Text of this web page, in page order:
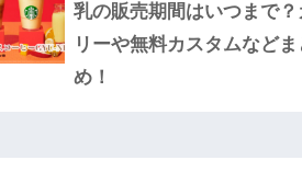
乳の販売期間はいつまで？
リーや無料カスタムなどま
め！